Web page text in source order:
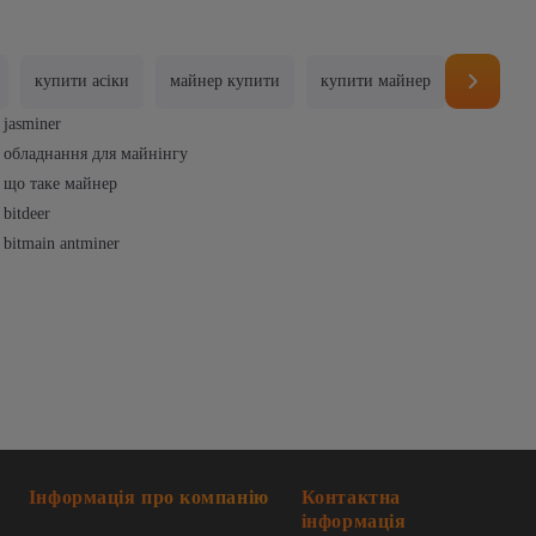
купити асіки майнер купити купити майнер пул це
jasminer
обладнання для майнінгу
що таке майнер
bitdeer
bitmain antminer
Інформація про компанію
Контактна
інформація